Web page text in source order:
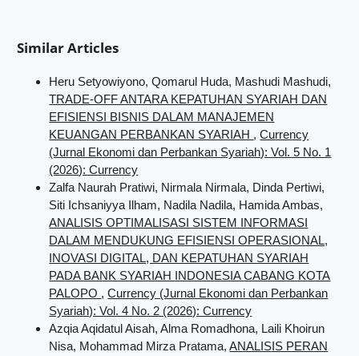
Similar Articles
Heru Setyowiyono, Qomarul Huda, Mashudi Mashudi,
TRADE-OFF ANTARA KEPATUHAN SYARIAH DAN
EFISIENSI BISNIS DALAM MANAJEMEN
KEUANGAN PERBANKAN SYARIAH ,Currency
(Jurnal Ekonomi dan Perbankan Syariah): Vol. 5 No. 1
(2026): Currency
Zalfa Naurah Pratiwi, Nirmala Nirmala, Dinda Pertiwi,
Siti Ichsaniyya Ilham, Nadila Nadila, Hamida Ambas,
ANALISIS OPTIMALISASI SISTEM INFORMASI
DALAM MENDUKUNG EFISIENSI OPERASIONAL,
INOVASI DIGITAL, DAN KEPATUHAN SYARIAH
PADA BANK SYARIAH INDONESIA CABANG KOTA
PALOPO ,Currency (Jurnal Ekonomi dan Perbankan
Syariah): Vol. 4 No. 2 (2026): Currency
Azqia Aqidatul Aisah, Alma Romadhona, Laili Khoirun
Nisa, Mohammad Mirza Pratama,ANALISIS PERAN